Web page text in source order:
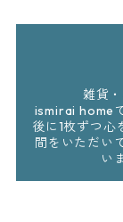
雑貨
ismirai home
後に1枚ずつ心
間をいただい
い